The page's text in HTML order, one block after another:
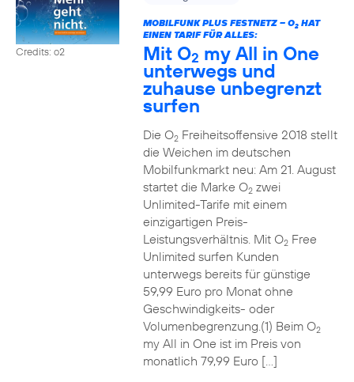
Credits: o2
MOBILFUNK PLUS FESTNETZ – O2HAT
EINEN TARIF FÜR ALLES:
Mit O2 my All in One
unterwegs und
zuhause unbegrenzt
surfen
Die O2Freiheitsoffensive 2018 stellt
die Weichen im deutschen
Mobilfunkmarkt neu: Am 21. August
startet die Marke O2zwei
Unlimited-Tarife mit einem
einzigartigen Preis-
Leistungsverhältnis. Mit O2Free
Unlimited surfen Kunden
unterwegs bereits für günstige
59,99 Euro pro Monat ohne
Geschwindigkeits- oder
Volumenbegrenzung.(1) Beim O2
my All in One ist im Preis von
monatlich 79,99 Euro […]